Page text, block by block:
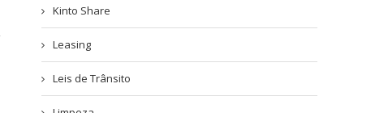
Kinto Share
Leasing
Leis de Trânsito